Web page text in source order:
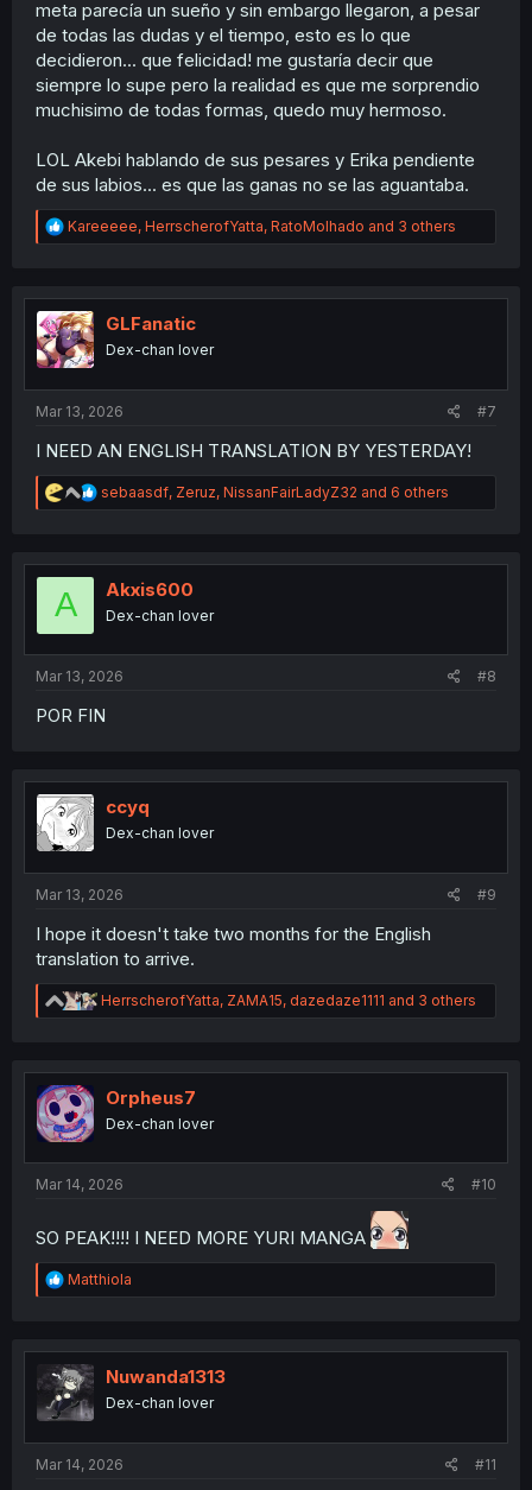
meta parecía un sueño y sin embargo llegaron, a pesar
de todas las dudas y el tiempo, esto es lo que
decidieron... que felicidad! me gustaría decir que
siempre lo supe pero la realidad es que me sorprendio
muchisimo de todas formas, quedo muy hermoso.
LOL Akebi hablando de sus pesares y Erika pendiente
de sus labios... es que las ganas no se las aguantaba.
R
e
t
i
o
n
Kareeeee, HerrscherofYatta, RatoMolhado and 3 others
GLFanatic
Dex-chan lover
Mar 13, 2026 #7
I NEED AN ENGLISH TRANSLATION BY YESTERDAY!
R
e
t
n
sebaasdf, Zeruz, NissanFairLadyZ32 and 6 others
A Akxis600
Dex-chan lover
Mar 13, 2026 #8
POR FIN
ccyq
Dex-chan lover
Mar 13, 2026 #9
I hope it doesn't take two months for the English
translation to arrive.
R
e
t
n
HerrscherofYatta, ZAMA15, dazedaze1111 and 3 others
Orpheus7
Dex-chan lover
Mar 14, 2026 #10
SO PEAK!!!! I NEED MORE YURI MANGA
R
e
t
i
o
n
Matthiola
Nuwanda1313
Dex-chan lover
Mar 14, 2026 #11